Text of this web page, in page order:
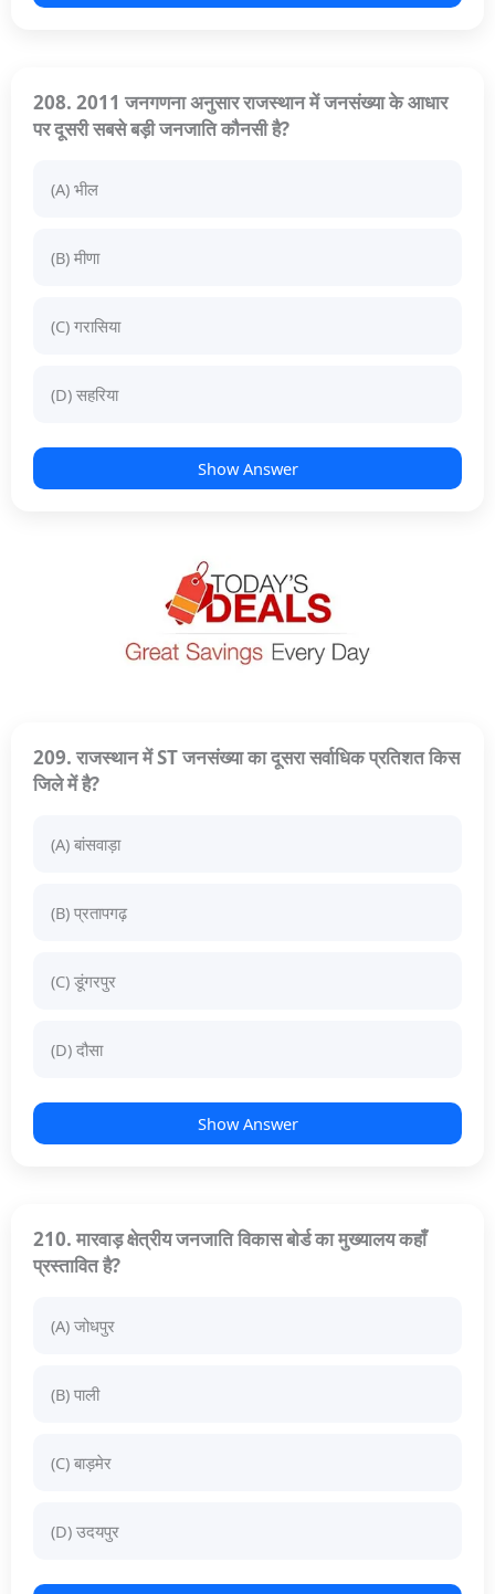
208. 2011 जनगणना अनुसार राजस्थान में जनसंख्या के आधार
पर दूसरी सबसे बड़ी जनजाति कौनसी है?
(A) भील
(B) मीणा
(C) गरासिया
(D) सहरिया
Show Answer
209. राजस्थान में ST जनसंख्या का दूसरा सर्वाधिक प्रतिशत किस
जिले में है?
(A) बांसवाड़ा
(B) प्रतापगढ़
(C) डूंगरपुर
(D) दौसा
Show Answer
210. मारवाड़ क्षेत्रीय जनजाति विकास बोर्ड का मुख्यालय कहाँ
प्रस्तावित है?
(A) जोधपुर
(B) पाली
(C) बाड़मेर
(D) उदयपुर